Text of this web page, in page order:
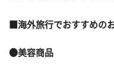
■海外旅行でおすすめの
●美容商品